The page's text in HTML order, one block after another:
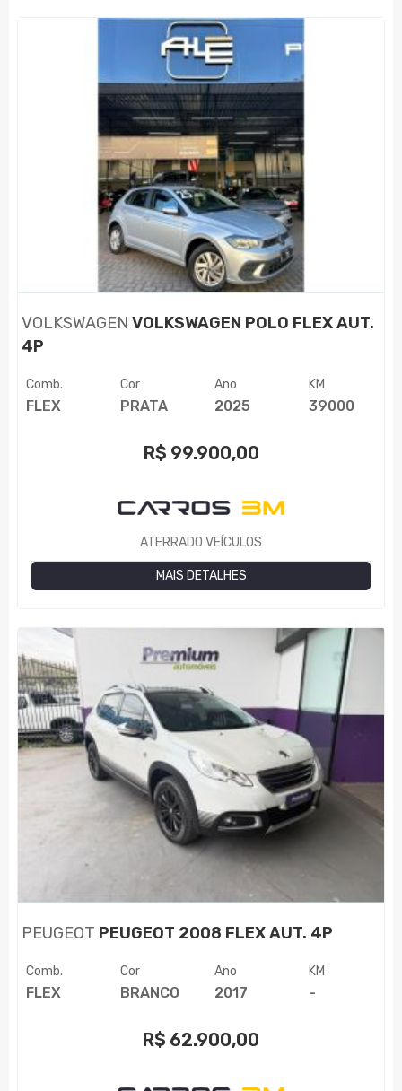
VOLKSWAGEN VOLKSWAGEN POLO FLEX AUT.
4P
Comb.
FLEX
Cor
PRATA
Ano
2025
KM
39000
R$ 99.900,00
ATERRADO VEÍCULOS
MAIS DETALHES
PEUGEOT PEUGEOT 2008 FLEX AUT. 4P
Comb.
FLEX
Cor
BRANCO
Ano
2017
KM
-
R$ 62.900,00